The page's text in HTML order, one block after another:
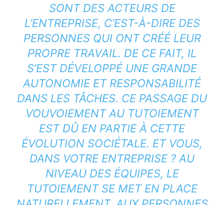
SONT DES ACTEURS DE
L’ENTREPRISE, C’EST-À-DIRE DES
PERSONNES QUI ONT CRÉÉ LEUR
PROPRE TRAVAIL. DE CE FAIT, IL
S’EST DÉVELOPPÉ UNE GRANDE
AUTONOMIE ET RESPONSABILITÉ
DANS LES TÂCHES. CE PASSAGE DU
VOUVOIEMENT AU TUTOIEMENT
EST DÛ EN PARTIE À CETTE
ÉVOLUTION SOCIÉTALE. ET VOUS,
DANS VOTRE ENTREPRISE ? AU
NIVEAU DES ÉQUIPES, LE
TUTOIEMENT SE MET EN PLACE